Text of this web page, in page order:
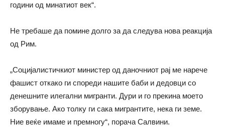
години од минатиот век“.
Не требаше да помине долго за да следува нова реакција
од Рим.
„Социјалистичкиот министер од даночниот рај ме нарече
фашист откако ги спореди нашите баби и дедовци со
денешните илегални мигранти. Дури и го прекина моето
зборување. Ако толку ги сака мигрантите, нека ги земе.
Ние веќе имаме и премногу“, порача Салвини.